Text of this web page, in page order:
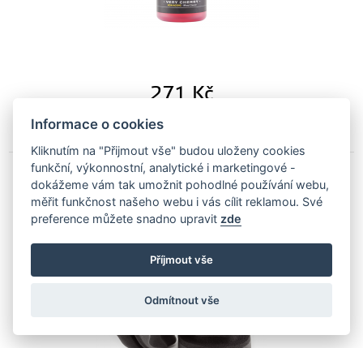
Informace o cookies
Kliknutím na "Přijmout vše" budou uloženy cookies
funkční, výkonnostní, analytické i marketingové -
dokážeme vám tak umožnit pohodlné používání webu,
měřit funkčnost našeho webu i vás cílit reklamou. Své
preference můžete snadno upravit zde
Příjmout vše
Odmítnout vše
271 Kč
Na objednávku
Autobrite Tyre Dressing Waffle aplikátor na
gumy